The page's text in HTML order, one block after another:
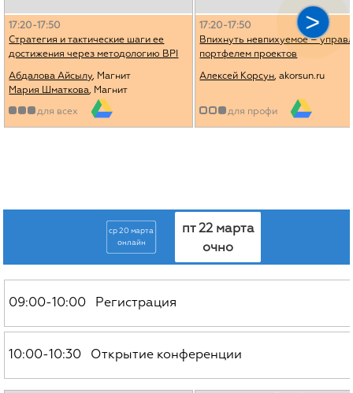
17:20-17:50
Стратегия и тактические шаги ее
достижения через методологию BPI
Абдалова Айсылу, Магнит
Мария Шматкова, Магнит
для всех
17:20-17:50
Впихнуть невпихуемое –
портфелем проектов
Алексей Корсун, akorsun.ru
для профи
ср 20 марта
онлайн
пт 22 марта
очно
09:00-10:00 Регистрация
10:00-10:30 Открытие конференции